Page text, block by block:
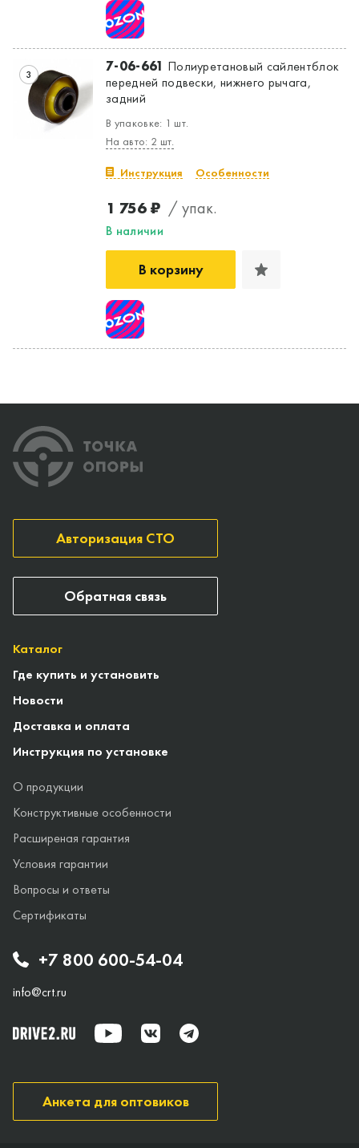
3 7-06-661 Полиуретановый сайлентблок
передней подвески, нижнего рычага,
задний
В упаковке: 1 шт.
На авто: 2 шт.
Инструкция Особенности
1 756 ₽ / упак.
В наличии
В корзину
+7 800 600-54-04
info@crt.ru
Каталог
Где купить и установить
Новости
Доставка и оплата
Инструкция по установке
О продукции
Конструктивные особенности
Расширеная гарантия
Условия гарантии
Вопросы и ответы
Сертификаты
Авторизация СТО
Анкета для оптовиков
Обратная связь